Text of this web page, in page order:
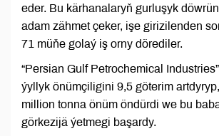
eder. Bu kärhanalaryň gurluşyk
adam zähmet çeker, işe girizilenden
71 müňe golaý iş orny dörediler.
“Persian Gulf Petrochemical
ýyllyk önümçiligini 9,5 göterim
million tonna önüm öndürdi we bu
görkezijä ýetmegi başardy.